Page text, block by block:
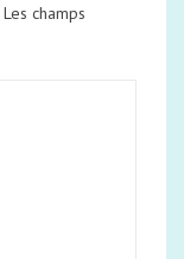
Les champs